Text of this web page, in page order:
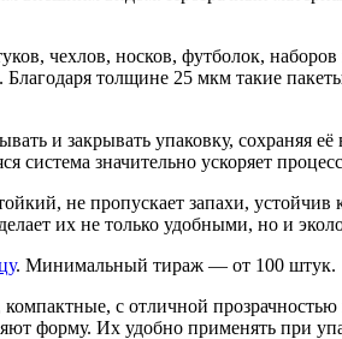
чехлов, носков, футболок,
толщине 25 мкм такие
и закрывать упаковку, сохраняя
значительно ускоряет
не пропускает запахи,
их не только удобными, но и
. Минимальный тираж — от 100 штук.
с отличной
форму. Их удобно применять при